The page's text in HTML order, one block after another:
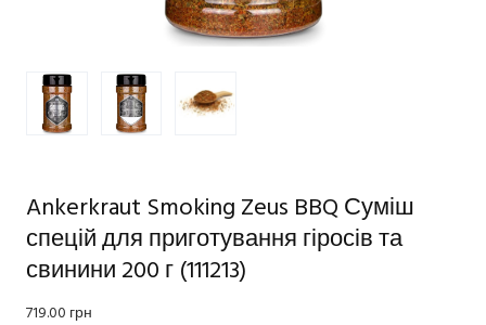
Ankerkraut Smoking Zeus BBQ Суміш
спецій для приготування гіросів та
свинини 200 г (111213)
719.00 грн